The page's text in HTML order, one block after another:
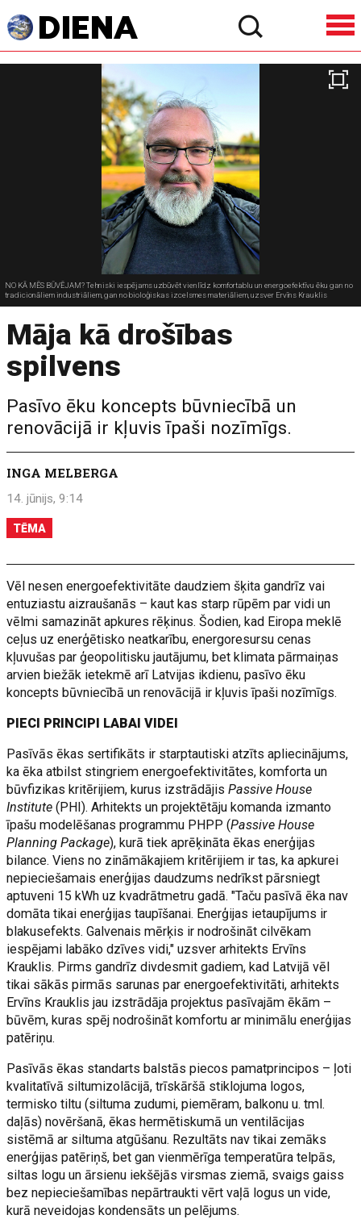
NO KĀ MĒS BŪVĒJAM? Tehniski iespējams uzbūvēt vienlīdz komfortablu un energoefektīvu ēku gan no
tradicionāliem industriāliem, gan no bioloģiskas izcelsmes materiāliem, uzsver Ervīns Krauklis
Māja kā drošības
spilvens
Pasīvo ēku koncepts būvniecībā un
renovācijā ir kļuvis īpaši nozīmīgs.
INGA MELBERGA
14. jūnijs, 9:14
TĒMA
Vēl nesen energoefektivitāte daudziem šķita gandrīz vai
entuziastu aizraušanās – kaut kas starp rūpēm par vidi un
vēlmi samazināt apkures rēķinus. Šodien, kad Eiropa meklē
ceļus uz enerģētisko neatkarību, energoresursu cenas
kļuvušas par ģeopolitisku jautājumu, bet klimata pārmaiņas
arvien biežāk ietekmē arī Latvijas ikdienu, pasīvo ēku
koncepts būvniecībā un renovācijā ir kļuvis īpaši nozīmīgs.
PIECI PRINCIPI LABAI VIDEI
Pasīvās ēkas sertifikāts ir starptautiski atzīts apliecinājums,
ka ēka atbilst stingriem energoefektivitātes, komforta un
būvfizikas kritērijiem, kurus izstrādājisPassive House
Institute (PHI). Arhitekts un projektētāju komanda izmanto
īpašu modelēšanas programmu PHPP (Passive House
Planning Package), kurā tiek aprēķināta ēkas enerģijas
bilance. Viens no zināmākajiem kritērijiem ir tas, ka apkurei
nepieciešamais enerģijas daudzums nedrīkst pārsniegt
aptuveni 15 kWh uz kvadrātmetru gadā. "Taču pasīvā ēka nav
domāta tikai enerģijas taupīšanai. Enerģijas ietaupījums ir
blakusefekts. Galvenais mērķis ir nodrošināt cilvēkam
iespējami labāko dzīves vidi," uzsver arhitekts Ervīns
Krauklis. Pirms gandrīz divdesmit gadiem, kad Latvijā vēl
tikai sākās pirmās sarunas par energoefektivitāti, arhitekts
Ervīns Krauklis jau izstrādāja projektus pasīvajām ēkām –
būvēm, kuras spēj nodrošināt komfortu ar minimālu enerģijas
patēriņu.
Pasīvās ēkas standarts balstās piecos pamatprincipos – ļoti
kvalitatīvā siltumizolācijā, trīskāršā stiklojuma logos,
termisko tiltu (siltuma zudumi, piemēram, balkonu u. tml.
daļās) novēršanā, ēkas hermētiskumā un ventilācijas
sistēmā ar siltuma atgūšanu. Rezultāts nav tikai zemāks
enerģijas patēriņš, bet gan vienmērīga temperatūra telpās,
siltas logu un ārsienu iekšējās virsmas ziemā, svaigs gaiss
bez nepieciešamības nepārtraukti vērt vaļā logus un vide,
kurā neveidojas kondensāts un pelējums.